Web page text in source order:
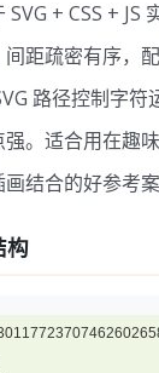
+ CSS + JS
距疏密有序，
路径控制字
。适合用在趣
结合的好参考案
构